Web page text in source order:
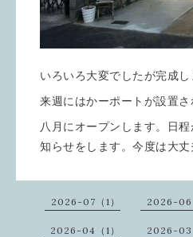
いろいろ大変でしたが完成し
来週にはかーポートが設置さ
八月にオープンします。日
知らせをします。今度は大丈
2026-07（1） 2026-06
2026-04（1） 2026-03